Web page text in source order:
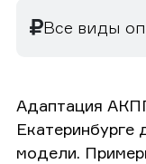
Все виды
Адаптация
модели.